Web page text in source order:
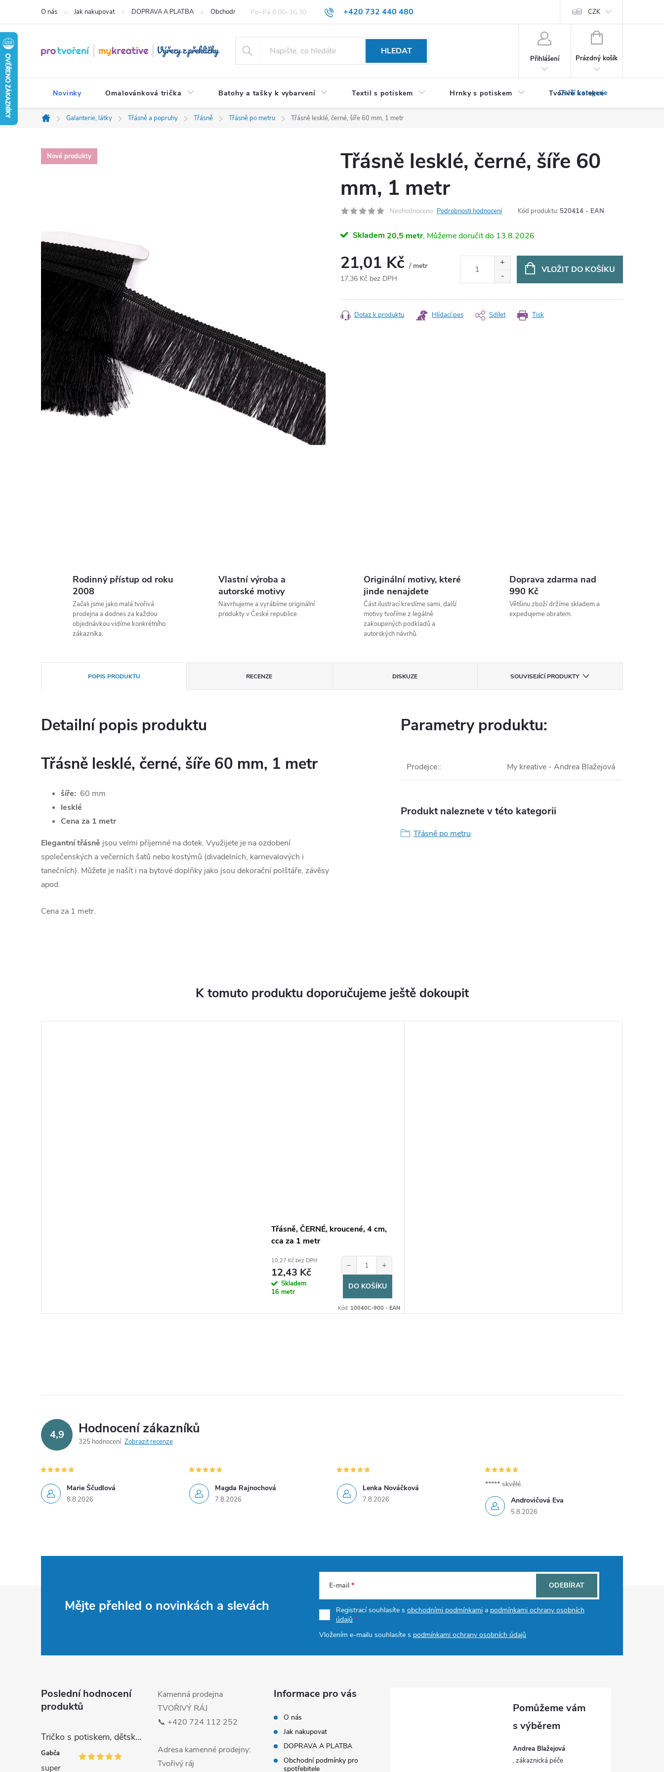
obsah
+420 732 440 480
O nás Jak nakupovat DOPRAVA A PLATBA Obchodní podmínky pro spotřebitele VŠEOBECNÉ OBCHODNÍ PODMÍNKY PRO PODNIKATELE (B2B) Podmínky ochrany osobních údajů
CZK
HLEDAT
Přihlášení
NÁKUPNÍ
Prázdný košík
Novinky Omalovánková trička Batohy a tašky k vybarvení Textil s potiskem Hrnky s potiskem Tvořivé kolekce
Domů
Galanterie, látky Třásně a popruhy Třásně Třásně po metru Třásně lesklé, černé, šíře 60 mm, 1 metr
Nové produkty
Třásně lesklé, černé, šíře 60
mm, 1 metr
Neohodnoceno Podrobnosti hodnocení Kód produktu: 520414 - EAN
Skladem 20,5 metr 13.8.2026
21,01 Kč / metr
17,36 Kč bez DPH
cena:
VLOŽIT DO KOŠÍKU
Tisk
Dotaz k produktu Hlídací pes Sdílet
Rodinný přístup od roku
2008
Začali jsme jako malá tvořivá
prodejna a dodnes za každou
objednávkou vidíme konkrétního
zákazníka.
Vlastní výroba a
autorské motivy
Navrhujeme a vyrábíme originální
produkty v České republice.
Originální motivy, které
jinde nenajdete
Část ilustrací kreslíme sami, další
motivy tvoříme z legálně
zakoupených podkladů a
autorských návrhů.
Doprava zdarma nad
990 Kč
Většinu zboží držíme skladem a
expedujeme obratem.
POPIS PRODUKTU RECENZE DISKUZE SOUVISEJÍCÍ PRODUKTY
Detailní popis produktu
Třásně lesklé, černé, šíře 60 mm, 1 metr
šíře: 60 mm
lesklé
Cena za 1 metr
Elegantní třásně jsou velmi příjemné na dotek. Využijete je na ozdobení
společenských a večerních šatů nebo kostýmů (divadelních, karnevalových i
tanečních). Můžete je našít i na bytové doplňky jako jsou dekorační polštáře, závěsy
apod.
Cena za 1 metr.
Parametry produktu:
Prodejce:: My kreative - Andrea Blažejová
Produkt naleznete v této kategorii
Třásně po metru
K tomuto produktu doporučujeme ještě dokoupit
Třásně, ČERNÉ, kroucené, 4 cm,
cca za 1 metr
10,27 Kč bez DPH
12,43 Kč
Skladem
16 metr
− +
DO KOŠÍKU
Kód: 10040C-900 - EAN
4,9 Hodnocení zákazníků
325 hodnocení Zobrazit recenze
Marie Ščudlová
8.8.2026
Magda Rajnochová
7.8.2026
Lenka Nováčková
7.8.2026 Androvičová Eva
5.8.2026
***** skvělé.
Mějte přehled o novinkách a slevách
E-mail
Registrací souhlasíte s obchodními podmínkami a podmínkami ochrany osobních
údajů
Vložením e-mailu souhlasíte s podmínkami ochrany osobních údajů
ODEBÍRAT
Poslední hodnocení
produktů
Tričko s potiskem, dětské, MALÁ DRŽKATÁ HOLKA, 1 ks
Gabča
super
Kamenná prodejna
TVOŘIVÝ RÁJ
📞 +420 724 112 252
Adresa kamenné prodejny:
Tvořivý ráj
Informace pro vás
O nás
Jak nakupovat
DOPRAVA A PLATBA
Obchodní podmínky pro
spotřebitele
Andrea Blažejová